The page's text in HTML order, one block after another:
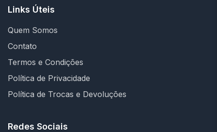
Links Úteis
Quem Somos
Contato
Termos e Condições
Política de Privacidade
Política de Trocas e Devoluções
Redes Sociais